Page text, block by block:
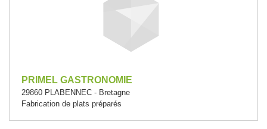
PRIMEL GASTRONOMIE
29860 PLABENNEC - Bretagne
Fabrication de plats préparés